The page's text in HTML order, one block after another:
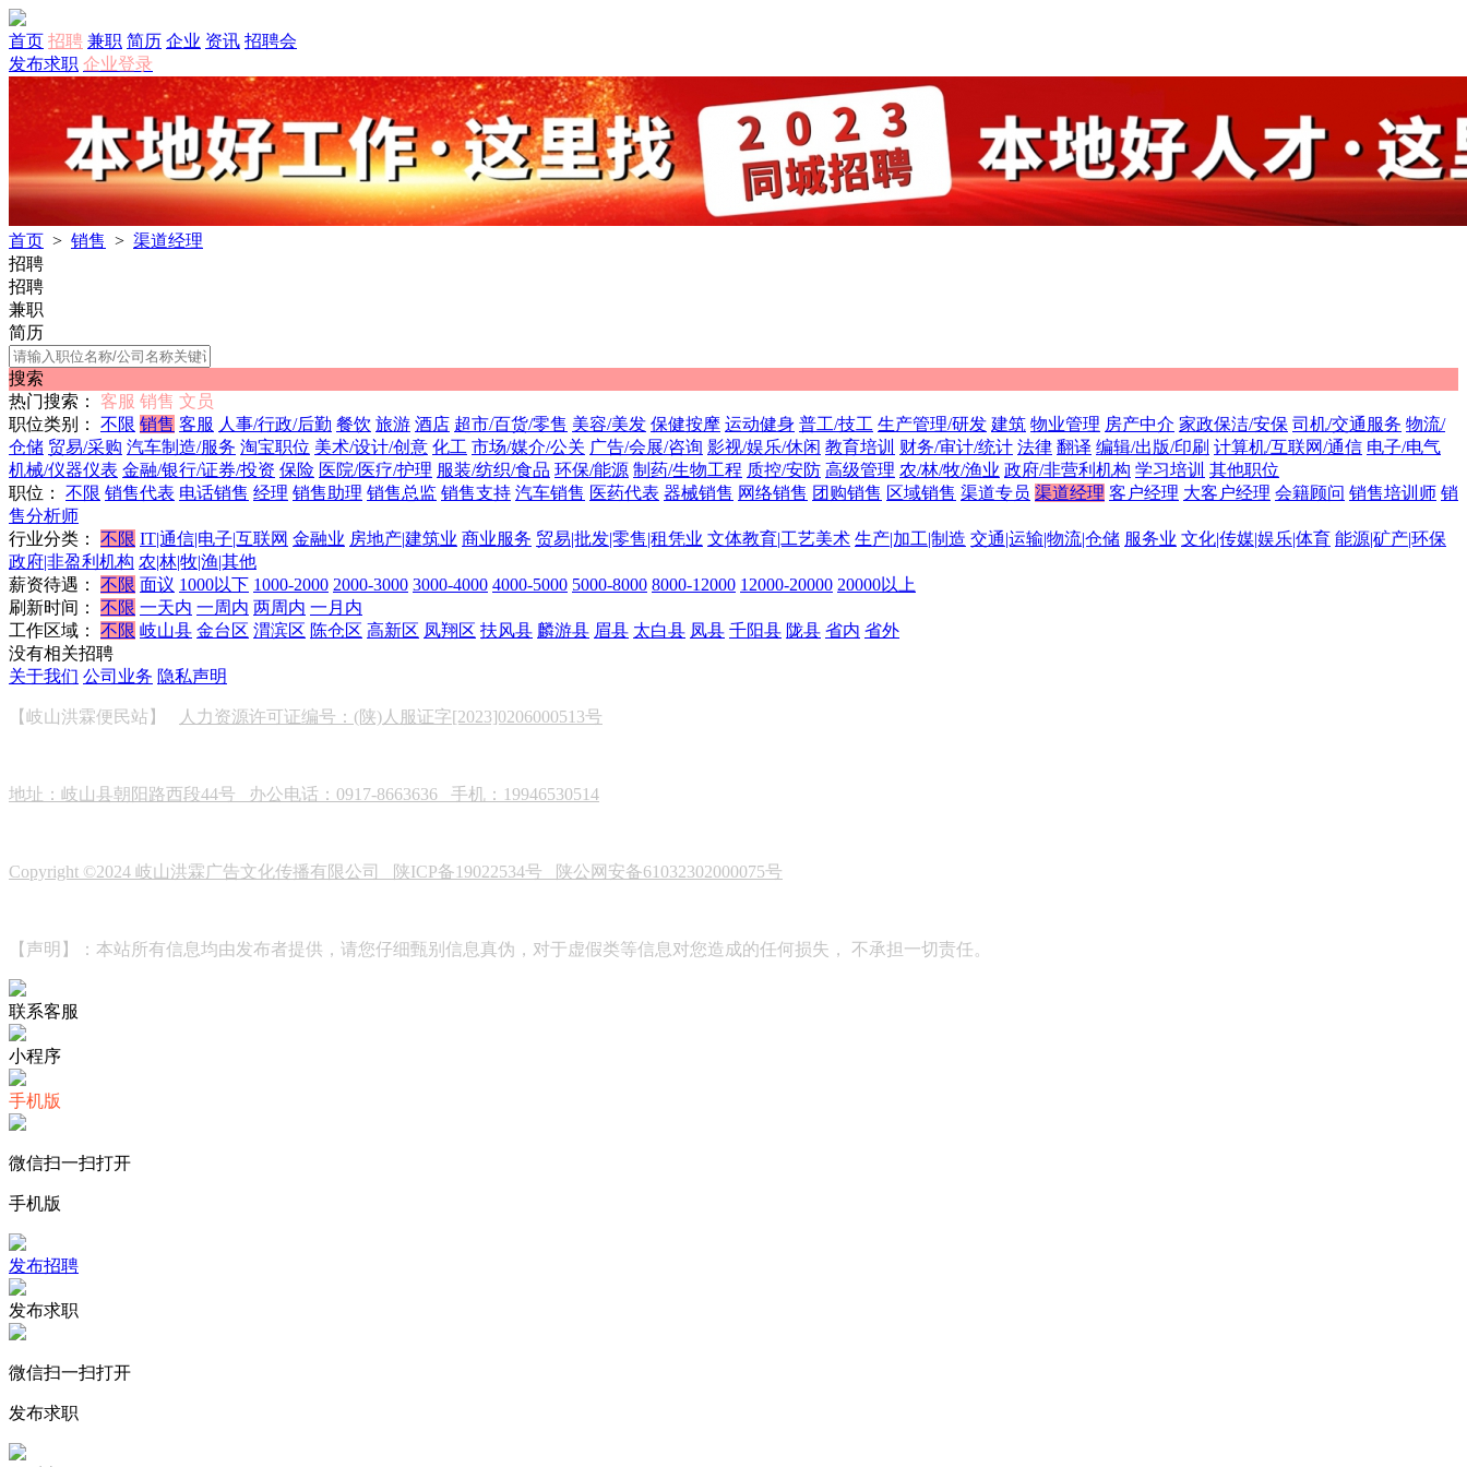
首页 招聘 兼职 简历 企业 资讯 招聘会
发布求职 企业登录
首页 > 销售 > 渠道经理
招聘
招聘
兼职
简历
搜索
热门搜索：
客服 销售 文员
职位类别：
不限 销售 客服 人事/行政/后勤 餐饮 旅游 酒店 超市/百货/零售 美容/美发 保健按摩 运动健身 普工/技工 生产管理/研发 建筑 物业管理 房产中介 家政保洁/安保 司机/交通服务 物流/
仓储 贸易/采购 汽车制造/服务 淘宝职位 美术/设计/创意 化工 市场/媒介/公关 广告/会展/咨询 影视/娱乐/休闲 教育培训 财务/审计/统计 法律 翻译 编辑/出版/印刷 计算机/互联网/通信 电子/电气
机械/仪器仪表 金融/银行/证券/投资 保险 医院/医疗/护理 服装/纺织/食品 环保/能源 制药/生物工程 质控/安防 高级管理 农/林/牧/渔业 政府/非营利机构 学习培训 其他职位
职位：
不限 销售代表 电话销售 经理 销售助理 销售总监 销售支持 汽车销售 医药代表 器械销售 网络销售 团购销售 区域销售 渠道专员 渠道经理 客户经理 大客户经理 会籍顾问 销售培训师 销
售分析师
行业分类：
不限 IT|通信|电子|互联网 金融业 房地产|建筑业 商业服务 贸易|批发|零售|租凭业 文体教育|工艺美术 生产|加工|制造 交通|运输|物流|仓储 服务业 文化|传媒|娱乐|体育 能源|矿产|环保
政府|非盈利机构 农|林|牧|渔|其他
薪资待遇：
不限 面议 1000以下 1000-2000 2000-3000 3000-4000 4000-5000 5000-8000 8000-12000 12000-20000 20000以上
刷新时间：
不限 一天内 一周内 两周内 一月内
工作区域：
不限 岐山县 金台区 渭滨区 陈仓区 高新区 凤翔区 扶风县 麟游县 眉县 太白县 凤县 千阳县 陇县 省内 省外
没有相关招聘
关于我们 公司业务 隐私声明
【岐山洪霖便民站】 人力资源许可证编号：(陕)人服证字[2023]0206000513号
地址：岐山县朝阳路西段44号 办公电话：0917-8663636 手机：19946530514
Copyright ©2024 岐山洪霖广告文化传播有限公司 陕ICP备19022534号 陕公网安备61032302000075号
【声明】：本站所有信息均由发布者提供，请您仔细甄别信息真伪，对于虚假类等信息对您造成的任何损失， 不承担一切责任。
联系客服
小程序
手机版
微信扫一扫打开
手机版
发布招聘
发布求职
微信扫一扫打开
发布求职